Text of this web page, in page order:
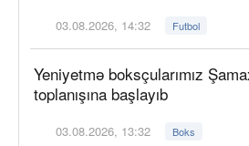
03.08.2026, 14:32 Futbol
Yeniyetmə boksçularımız
toplanışına başlayıb
03.08.2026, 13:32 Boks